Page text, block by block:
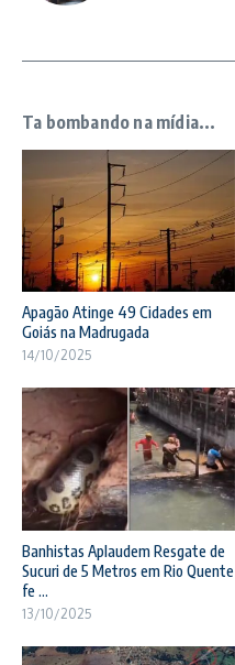
Ta bombando na mídia...
Apagão Atinge 49 Cidades em
Goiás na Madrugada
14/10/2025
Banhistas Aplaudem Resgate de
Sucuri de 5 Metros em Rio Quente
fe ...
13/10/2025